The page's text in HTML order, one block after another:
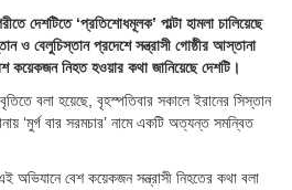
দেশটিতে ‘প্রতিশোধমূলক’ পাল্টা হামলা চালিয়েছে
ও বেলুচিস্তান প্রদেশে সন্ত্রাসী গোষ্ঠীর আস্তানা
কয়েকজন নিহত হওয়ার কথা জানিয়েছে দেশটি।
বলা হয়েছে, বৃহস্পতিবার সকালে ইরানের সিস্তান
‘মুর্গ বার সরমচার’ নামে একটি অত্যন্ত সমন্বিত
অভিযানে বেশ কয়েকজন সন্ত্রাসী নিহতের কথা বলা